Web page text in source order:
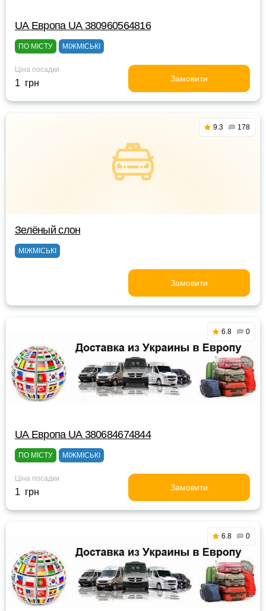
UА Европа UА 380960564816
ПО МІСТУ МІЖМІСЬКІ
Ціна посадки
1 грн Замовити
9.3 178
Зелёный слон
МІЖМІСЬКІ
Замовити
6.8 0
UА Европа UА 380684674844
ПО МІСТУ МІЖМІСЬКІ
Ціна посадки
1 грн Замовити
6.8 0